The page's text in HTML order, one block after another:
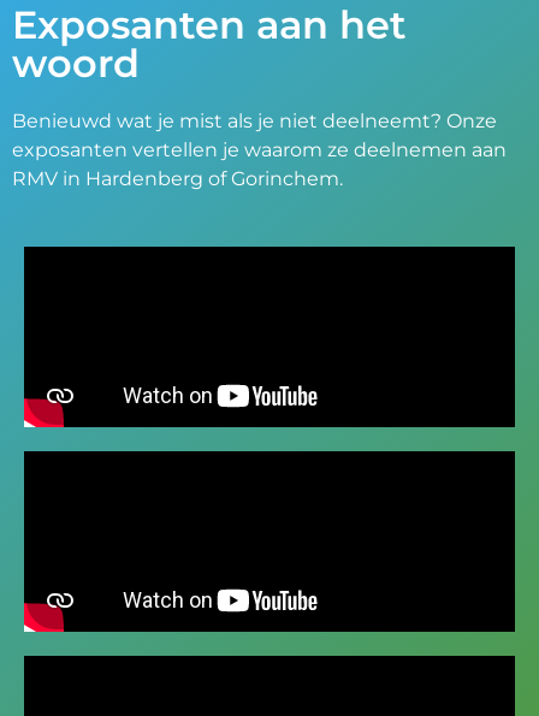
Exposanten aan het
woord
Benieuwd wat je mist als je niet deelneemt? Onze
exposanten vertellen je waarom ze deelnemen aan
RMV in Hardenberg of Gorinchem.